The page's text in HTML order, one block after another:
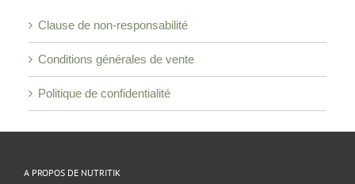
Clause de non-responsabilité
Conditions générales de vente
Politique de confidentialité
A PROPOS DE NUTRITIK